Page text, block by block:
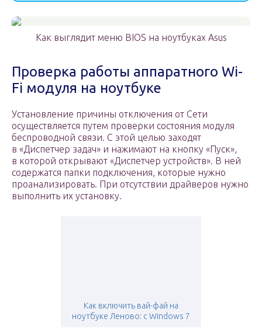
Как выглядит меню BIOS на ноутбуках Asus
Проверка работы аппаратного Wi-
Fi модуля на ноутбуке
Установление причины отключения от Сети
осуществляется путем проверки состояния модуля
беспроводной связи. С этой целью заходят
в «Диспетчер задач» и нажимают на кнопку «Пуск»,
в которой открывают «Диспетчер устройств». В ней
содержатся папки подключения, которые нужно
проанализировать. При отсутствии драйверов нужно
выполнить их установку.
Как включить вай-фай на
ноутбуке Леново: с Windows 7